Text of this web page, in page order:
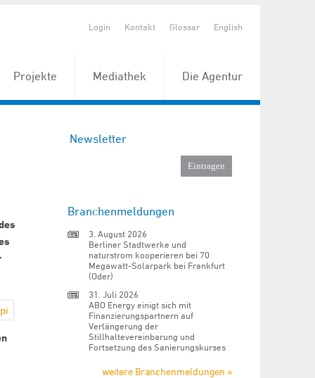
Login Kontakt Glossar English
Projekte Mediathek Die Agentur
Newsletter
Branchenmeldungen
3. August 2026
Berliner Stadtwerke und
naturstrom kooperieren bei 70
Megawatt-Solarpark bei Frankfurt
(Oder)
31. Juli 2026
ABO Energy einigt sich mit
Finanzierungspartnern auf
Verlängerung der
Stillhaltevereinbarung und
Fortsetzung des Sanierungskurses
weitere Branchenmeldungen »